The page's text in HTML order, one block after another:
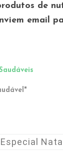
de
email
Especial Natal